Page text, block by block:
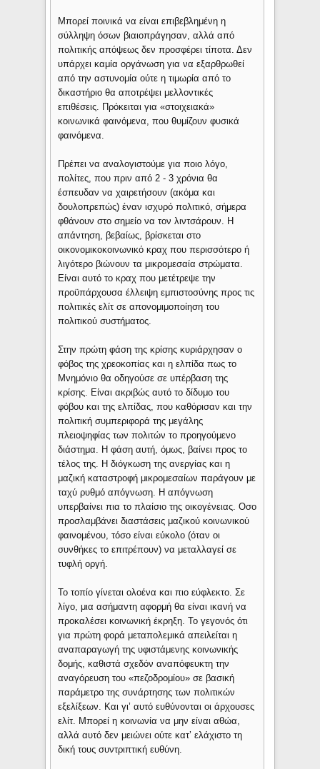
Μπορεί ποινικά να είναι επιβεβλημένη η
σύλληψη όσων βιαιοπράγησαν, αλλά από
πολιτικής απόψεως δεν προσφέρει τίποτα. Δεν
υπάρχει καμία οργάνωση για να εξαρθρωθεί
από την αστυνομία ούτε η τιμωρία από το
δικαστήριο θα αποτρέψει μελλοντικές
επιθέσεις. Πρόκειται για «στοιχειακά»
κοινωνικά φαινόμενα, που θυμίζουν φυσικά
φαινόμενα.
Πρέπει να αναλογιστούμε για ποιο λόγο,
πολίτες, που πριν από 2 - 3 χρόνια θα
έσπευδαν να χαιρετήσουν (ακόμα και
δουλοπρεπώς) έναν ισχυρό πολιτικό, σήμερα
φθάνουν στο σημείο να τον λιντσάρουν. Η
απάντηση, βεβαίως, βρίσκεται στο
οικονομικοκοινωνικό κραχ που περισσότερο ή
λιγότερο βιώνουν τα μικρομεσαία στρώματα.
Είναι αυτό το κραχ που μετέτρεψε την
προϋπάρχουσα έλλειψη εμπιστοσύνης προς τις
πολιτικές ελίτ σε απονομιμοποίηση του
πολιτικού συστήματος.
Στην πρώτη φάση της κρίσης κυριάρχησαν ο
φόβος της χρεοκοπίας και η ελπίδα πως το
Μνημόνιο θα οδηγούσε σε υπέρβαση της
κρίσης. Είναι ακριβώς αυτό το δίδυμο του
φόβου και της ελπίδας, που καθόρισαν και την
πολιτική συμπεριφορά της μεγάλης
πλειοψηφίας των πολιτών το προηγούμενο
διάστημα. Η φάση αυτή, όμως, βαίνει προς το
τέλος της. Η διόγκωση της ανεργίας και η
μαζική καταστροφή μικρομεσαίων παράγουν με
ταχύ ρυθμό απόγνωση. Η απόγνωση
υπερβαίνει πια το πλαίσιο της οικογένειας. Οσο
προσλαμβάνει διαστάσεις μαζικού κοινωνικού
φαινομένου, τόσο είναι εύκολο (όταν οι
συνθήκες το επιτρέπουν) να μεταλλαγεί σε
τυφλή οργή.
Το τοπίο γίνεται ολοένα και πιο εύφλεκτο. Σε
λίγο, μια ασήμαντη αφορμή θα είναι ικανή να
προκαλέσει κοινωνική έκρηξη. Το γεγονός ότι
για πρώτη φορά μεταπολεμικά απειλείται η
αναπαραγωγή της υφιστάμενης κοινωνικής
δομής, καθιστά σχεδόν αναπόφευκτη την
αναγόρευση του «πεζοδρομίου» σε βασική
παράμετρο της συνάρτησης των πολιτικών
εξελίξεων. Και γι’ αυτό ευθύνονται οι άρχουσες
ελίτ. Μπορεί η κοινωνία να μην είναι αθώα,
αλλά αυτό δεν μειώνει ούτε κατ’ ελάχιστο τη
δική τους συντριπτική ευθύνη.